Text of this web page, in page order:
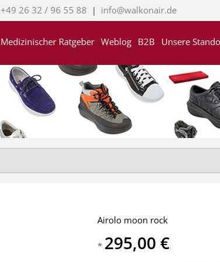
+49 26 32 / 96 55 88 | info@walkonair.de
Medizinischer Ratgeber Weblog B2B Unsere
Airolo moon rock
* 295,00 €